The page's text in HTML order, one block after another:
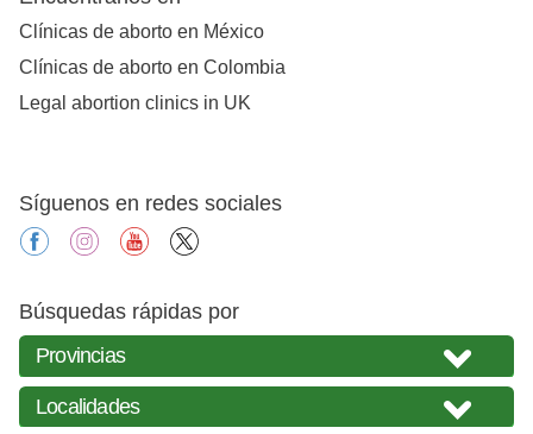
Clínicas de aborto en México
Clínicas de aborto en Colombia
Legal abortion clinics in UK
Síguenos en redes sociales
facebookinstagramyoutube
Búsquedas rápidas por